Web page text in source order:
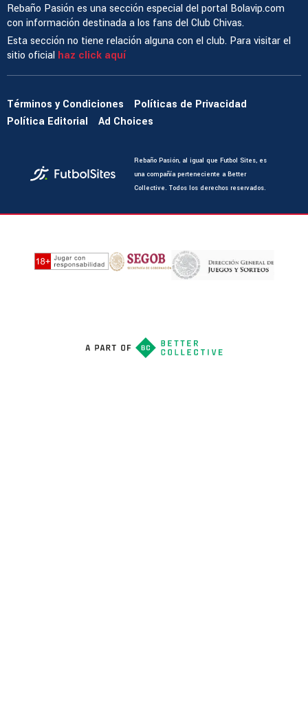
Rebaño Pasión es una sección especial del portal Bolavip.com
con información destinada a los fans del Club Chivas.
Esta sección no tiene relación alguna con el club. Para visitar el
sitio oficial haz click aquí
Términos y Condiciones
Políticas de Privacidad
Política Editorial
Ad Choices
Rebaño Pasión, al igual que Futbol Sites, es
una compañía perteneciente a Better
Collective. Todos los derechos reservados.